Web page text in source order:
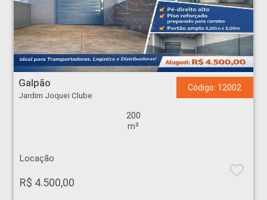
Galpão - Jardim Joquei Clube - Ribeirão Preto
Galpão
Jardim Joquei Clube
Código: 12002
200
m²
Locação
R$ 4.500,00